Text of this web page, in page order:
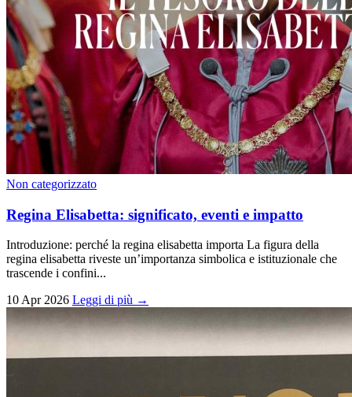
Non categorizzato
Regina Elisabetta: significato, eventi e impatto
Introduzione: perché la regina elisabetta importa La figura della
regina elisabetta riveste un’importanza simbolica e istituzionale che
trascende i confini...
10 Apr 2026 Leggi di più →